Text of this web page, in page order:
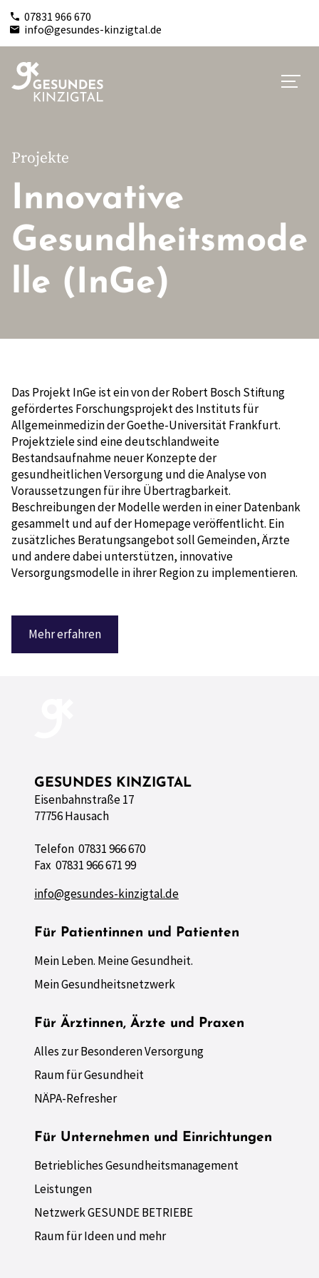
07831 966 670
info@gesundes-kinzigtal.de
Projekte
Innovative
Gesundheitsmode
lle (InGe)
Das Projekt InGe ist ein von der Robert Bosch Stiftung
gefördertes Forschungsprojekt des Instituts für
Allgemeinmedizin der Goethe-Universität Frankfurt.
Projektziele sind eine deutschlandweite
Bestandsaufnahme neuer Konzepte der
gesundheitlichen Versorgung und die Analyse von
Voraussetzungen für ihre Übertragbarkeit.
Beschreibungen der Modelle werden in einer Datenbank
gesammelt und auf der Homepage veröffentlicht. Ein
zusätzliches Beratungsangebot soll Gemeinden, Ärzte
und andere dabei unterstützen, innovative
Versorgungsmodelle in ihrer Region zu implementieren.
Mehr erfahren
GESUNDES KINZIGTAL
Eisenbahnstraße 17
77756 Hausach
Telefon 07831 966 670
Fax 07831 966 671 99
info@gesundes-kinzigtal.de
Für Patientinnen und Patienten
Mein Leben. Meine Gesundheit.
Mein Gesundheitsnetzwerk
Für Ärztinnen, Ärzte und Praxen
Alles zur Besonderen Versorgung
Raum für Gesundheit
NÄPA-Refresher
Für Unternehmen und Einrichtungen
Betriebliches Gesundheitsmanagement
Leistungen
Netzwerk GESUNDE BETRIEBE
Raum für Ideen und mehr